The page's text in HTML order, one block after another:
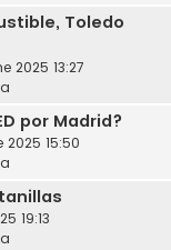
Toledo
2025 13:27
por Madrid?
2025 15:50
19:13